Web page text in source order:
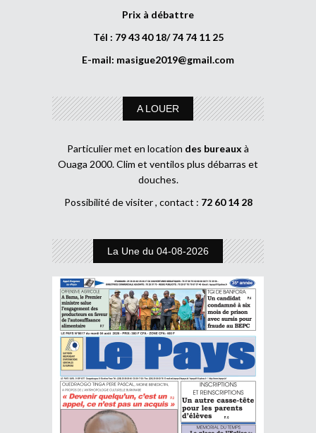
Prix à débattre
Tél : 79 43 40 18/ 74 74 11 25
E-mail: masigue2019@gmail.com
A LOUER
Particulier met en location des bureaux à
Ouaga 2000. Clim et ventilos plus débarras et
douches.
Possibilité de visiter , contact : 72 60 14 28
La Une du 04-08-2026